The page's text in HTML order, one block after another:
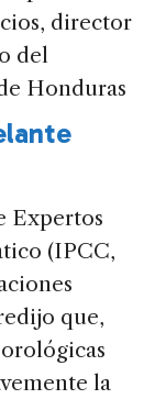
director
del
Honduras
Expertos
(IPCC,
que,
la